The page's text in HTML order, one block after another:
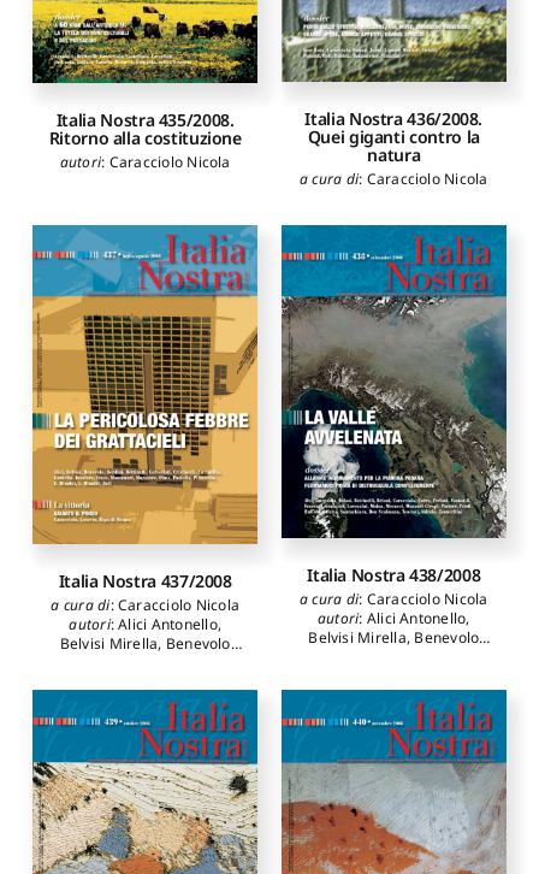
Italia Nostra 435/2008.
Ritorno alla costituzione
autori: Caracciolo Nicola
Italia Nostra 436/2008.
Quei giganti contro la
natura
a cura di: Caracciolo Nicola
Italia Nostra 437/2008
a cura di:Caracciolo Nicola
autori:Alici Antonello,
Belvisi Mirella, Benevolo
Cristinelli
Giuseppe,Cucinella Mario,
Gardella Jacopo,Insolera
Italo,Montanari Guido,
Muratore Giorgio,Paolella
Adriano,Pittarello Liliana,
Losavio Giovanni,Ripa di
Meana Carlo
Italia Nostra 438/2008
a cura di: Caracciolo Nicola
autori: Alici Antonello,
Belvisi Mirella, Benevolo
Pier Luigi,Cristinelli
Giuseppe
Cucinella Mario,
Gardella Jacopo,Insolera
Montanari Guido,
Muratore Giorgio
Paolella
Adriano,Pittarello Liliana
Losavio Giovanni, Ripa di
Meana Carlo